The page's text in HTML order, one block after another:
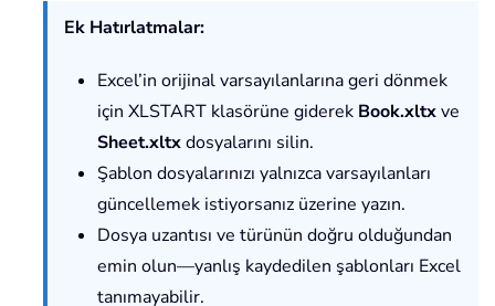
Ek Hatırlatmalar:
Excel’in orijinal varsayılanlarına geri dönmek
için XLSTART klasörüne giderek Book.xltxve
Sheet.xltxdosyalarını silin.
Şablon dosyalarınızı yalnızca varsayılanları
güncellemek istiyorsanız üzerine yazın.
Dosya uzantısı ve türünün doğru olduğundan
emin olun—yanlış kaydedilen şablonları Excel
tanımayabilir.